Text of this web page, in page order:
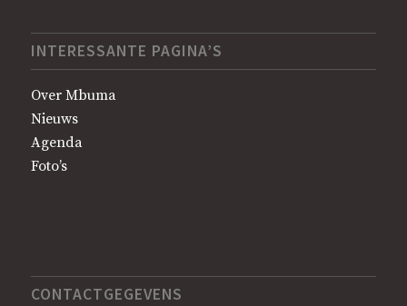
INTERESSANTE PAGINA’S
Over Mbuma
Nieuws
Agenda
Foto’s
CONTACTGEGEVENS